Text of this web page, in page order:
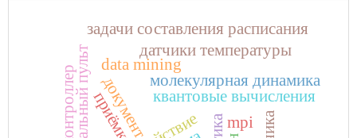
квантовые вычисления
молекулярная динамика
mpi
документ
data mining
задачи составления расписания
датчики температуры
приёмка